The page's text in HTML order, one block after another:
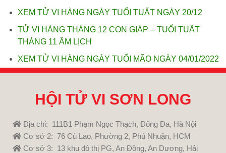
XEM TỬ VI HÀNG NGÀY TUỔI TUẤT NGÀY 20/12
TỬ VI HÀNG THÁNG 12 CON GIÁP – TUỔI TUẤT
THÁNG 11 ÂM LỊCH
XEM TỬ VI HÀNG NGÀY TUỔI MÃO NGÀY 04/01/2022
HỘI TỬ VI SƠN LONG
Địa chỉ: 111B1 Phạm Ngọc Thạch, Đống Đa, Hà Nội
Cơ sở 2: 76 Cù Lao, Phường 2, Phú Nhuận, HCM
Cơ sở 3: 13 khu đô thị PG, An Đồng, An Dương, Hải